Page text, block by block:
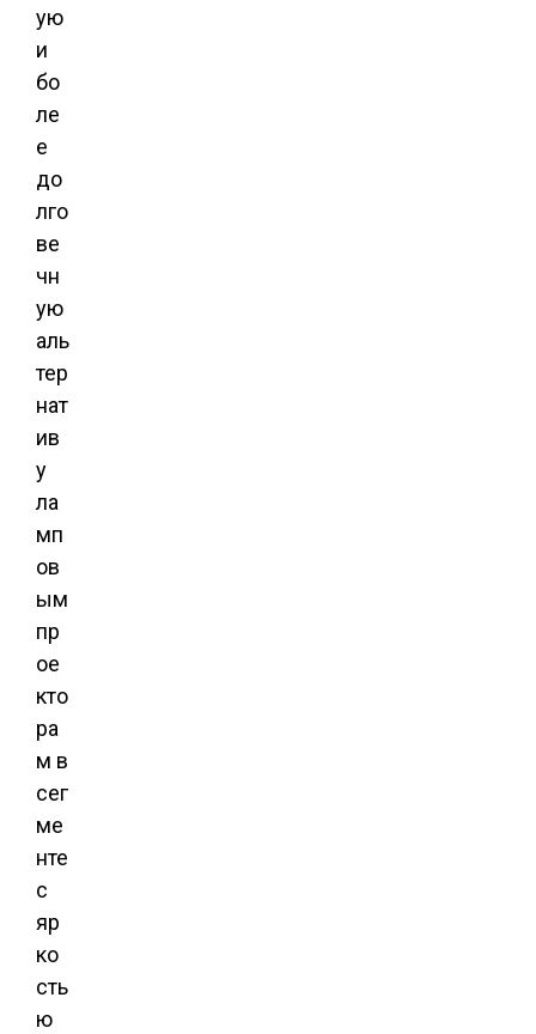
ую
и
бо
ле
е
до
лго
ве
чн
ую
аль
тер
нат
ив
у
ла
мп
ов
ым
пр
ое
кто
ра
м в
сег
ме
нте
с
яр
ко
сть
ю